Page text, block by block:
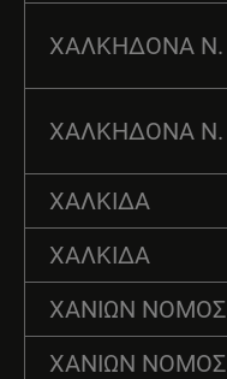
ΧΑΛΚΗΔΟΝΑ Ν.
ΧΑΛΚΗΔΟΝΑ Ν.
ΧΑΛΚΙΔΑ
ΧΑΛΚΙΔΑ
ΧΑΝΙΩΝ ΝΟΜΟΣ
ΧΑΝΙΩΝ ΝΟΜΟΣ